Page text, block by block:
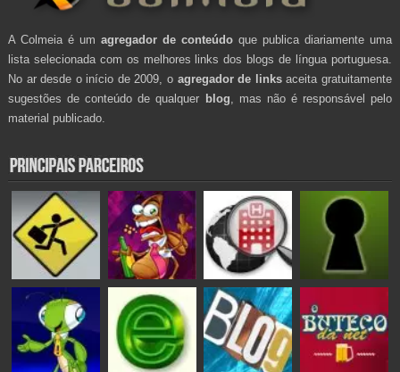
A Colmeia é um agregador de conteúdo que publica diariamente uma
lista selecionada com os melhores links dos blogs de língua portuguesa.
No ar desde o início de 2009, o agregador de linksaceita gratuitamente
sugestões de conteúdo de qualquer blog , mas não é responsável pelo
material publicado.